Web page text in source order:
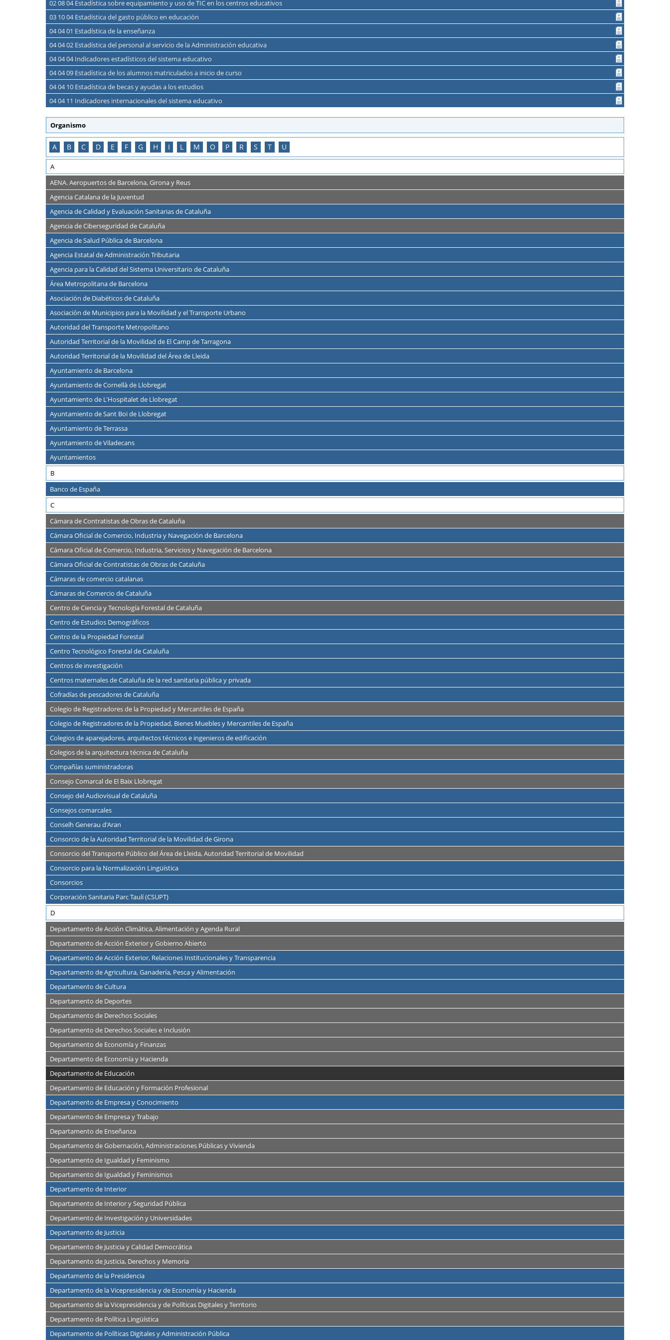
02 08 04 Estadística sobre equipamiento y uso de TIC en los centros educativos
03 10 04 Estadística del gasto público en educación
04 04 01 Estadística de la enseñanza
04 04 02 Estadística del personal al servicio de la Administración educativa
04 04 04 Indicadores estadísticos del sistema educativo
04 04 09 Estadística de los alumnos matriculados a inicio de curso
04 04 10 Estadística de becas y ayudas a los estudios
04 04 11 Indicadores internacionales del sistema educativo
Organismo
A B C D E F G H I L M O P R S T U
A
AENA. Aeropuertos de Barcelona, Girona y Reus
Agencia Catalana de la Juventud
Agencia de Calidad y Evaluación Sanitarias de Cataluña
Agencia de Ciberseguridad de Cataluña
Agencia de Salud Pública de Barcelona
Agencia Estatal de Administración Tributaria
Agencia para la Calidad del Sistema Universitario de Cataluña
Área Metropolitana de Barcelona
Asociación de Diabéticos de Cataluña
Asociación de Municipios para la Movilidad y el Transporte Urbano
Autoridad del Transporte Metropolitano
Autoridad Territorial de la Movilidad de El Camp de Tarragona
Autoridad Territorial de la Movilidad del Área de Lleida
Ayuntamiento de Barcelona
Ayuntamiento de Cornellà de Llobregat
Ayuntamiento de L'Hospitalet de Llobregat
Ayuntamiento de Sant Boi de Llobregat
Ayuntamiento de Terrassa
Ayuntamiento de Viladecans
Ayuntamientos
B
Banco de España
C
Cámara de Contratistas de Obras de Cataluña
Cámara Oficial de Comercio, Industria y Navegación de Barcelona
Cámara Oficial de Comercio, Industria, Servicios y Navegación de Barcelona
Cámara Oficial de Contratistas de Obras de Cataluña
Cámaras de comercio catalanas
Cámaras de Comercio de Cataluña
Centro de Ciencia y Tecnología Forestal de Cataluña
Centro de Estudios Demográficos
Centro de la Propiedad Forestal
Centro Tecnológico Forestal de Cataluña
Centros de investigación
Centros maternales de Cataluña de la red sanitaria pública y privada
Cofradías de pescadores de Cataluña
Colegio de Registradores de la Propiedad y Mercantiles de España
Colegio de Registradores de la Propiedad, Bienes Muebles y Mercantiles de España
Colegios de aparejadores, arquitectos técnicos e ingenieros de edificación
Colegios de la arquitectura técnica de Cataluña
Compañías suministradoras
Consejo Comarcal de El Baix Llobregat
Consejo del Audiovisual de Cataluña
Consejos comarcales
Conselh Generau d'Aran
Consorcio de la Autoridad Territorial de la Movilidad de Girona
Consorcio del Transporte Público del Área de Lleida, Autoridad Territorial de Movilidad
Consorcio para la Normalización Lingüística
Consorcios
Corporación Sanitaria Parc Taulí (CSUPT)
D
Departamento de Acción Climática, Alimentación y Agenda Rural
Departamento de Acción Exterior y Gobierno Abierto
Departamento de Acción Exterior, Relaciones Institucionales y Transparencia
Departamento de Agricultura, Ganadería, Pesca y Alimentación
Departamento de Cultura
Departamento de Deportes
Departamento de Derechos Sociales
Departamento de Derechos Sociales e Inclusión
Departamento de Economía y Finanzas
Departamento de Economía y Hacienda
Departamento de Educación
Departamento de Educación y Formación Profesional
Departamento de Empresa y Conocimiento
Departamento de Empresa y Trabajo
Departamento de Enseñanza
Departamento de Gobernación, Administraciones Públicas y Vivienda
Departamento de Igualdad y Feminismo
Departamento de Igualdad y Feminismos
Departamento de Interior
Departamento de Interior y Seguridad Pública
Departamento de Investigación y Universidades
Departamento de Justicia
Departamento de Justicia y Calidad Democrática
Departamento de Justicia, Derechos y Memoria
Departamento de la Presidencia
Departamento de la Vicepresidencia y de Economía y Hacienda
Departamento de la Vicepresidencia y de Políticas Digitales y Territorio
Departamento de Política Lingüística
Departamento de Políticas Digitales y Administración Pública